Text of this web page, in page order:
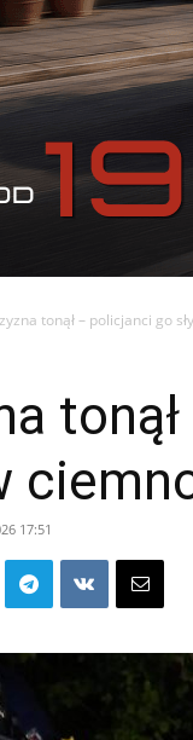
tonął – policjanci go
17:51